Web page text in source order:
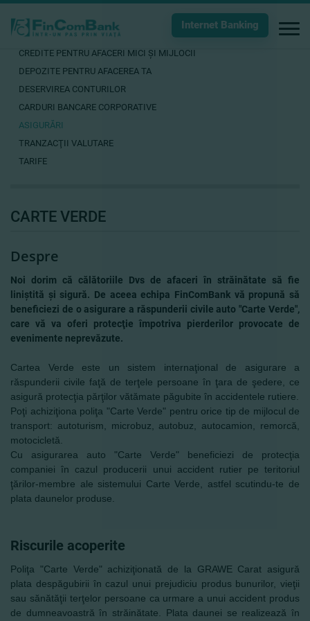
Internet Banking
CREDITE PENTRU AFACERI MICI ŞI MIJLOCII
DEPOZITE PENTRU AFACEREA TA
DESERVIREA CONTURILOR
CARDURI BANCARE CORPORATIVE
ASIGURĂRI
TRANZACŢII VALUTARE
TARIFE
CARTE VERDE
Despre
Noi dorim că călătoriile Dvs de afaceri în străinătate să fie
liniştită şi sigură. De aceea echipa FinComBank vă propună să
beneficiezi de o asigurare a răspunderii civile auto "Carte Verde",
care vă va oferi protecţie împotriva pierderilor provocate de
evenimente neprevăzute.
Cartea Verde este un sistem internaţional de asigurare a
răspunderii civile faţă de terţele persoane în ţara de şedere, ce
asigură protecţia părţilor vătămate păgubite în accidentele rutiere.
Poţi achiziţiona poliţa "Carte Verde" pentru orice tip de mijlocul de
transport: autoturism, microbuz, autobuz, autocamion, remorcă,
motocicletă.
Cu asigurarea auto "Carte Verde" beneficiezi de protecţia
companiei în cazul producerii unui accident rutier pe teritoriul
ţărilor-membre ale sistemului Carte Verde, astfel scutindu-te de
plata daunelor produse.
Riscurile acoperite
Poliţa "Carte Verde" achiziţionată de la GRAWE Carat asigură
plata despăgubirii în cazul unui prejudiciu produs bunurilor, vieţii
sau sănătăţii terţelor persoane ca urmare a unui accident produs
de dumneavoastră în străinătate. Plata daunei se realizează în